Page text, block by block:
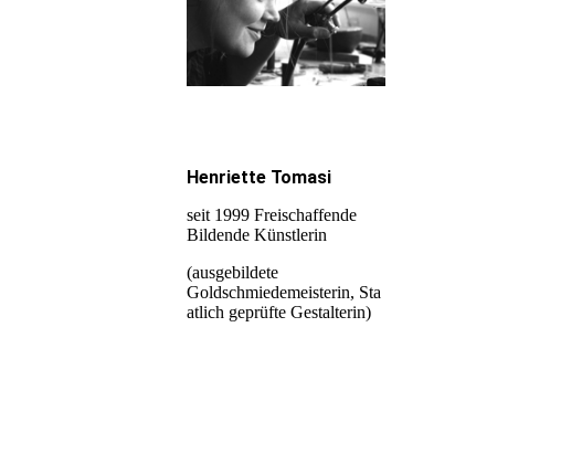
Henriette Tomasi
seit 1999 Freischaffende
Bildende Künstlerin
(ausgebildete
Goldschmiedemeisterin, Sta
atlich geprüfte Gestalterin)